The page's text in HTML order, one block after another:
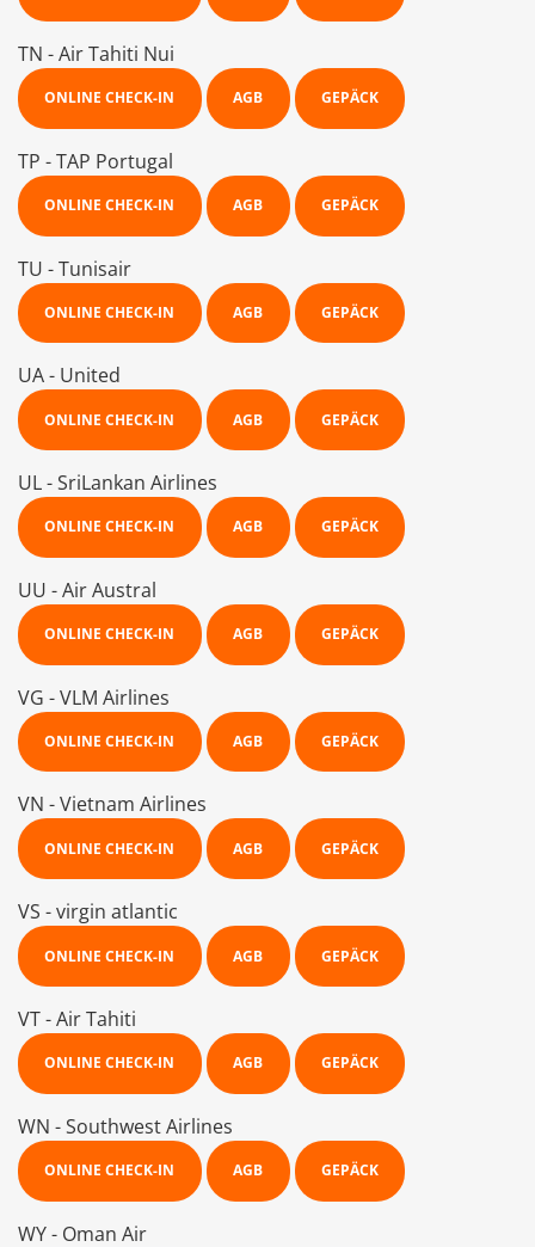
TN - Air Tahiti Nui
ONLINE CHECK-IN AGB GEPÄCK
TP - TAP Portugal
ONLINE CHECK-IN AGB GEPÄCK
TU - Tunisair
ONLINE CHECK-IN AGB GEPÄCK
UA - United
ONLINE CHECK-IN AGB GEPÄCK
UL - SriLankan Airlines
ONLINE CHECK-IN AGB GEPÄCK
UU - Air Austral
ONLINE CHECK-IN AGB GEPÄCK
VG - VLM Airlines
ONLINE CHECK-IN AGB GEPÄCK
VN - Vietnam Airlines
ONLINE CHECK-IN AGB GEPÄCK
VS - virgin atlantic
ONLINE CHECK-IN AGB GEPÄCK
VT - Air Tahiti
ONLINE CHECK-IN AGB GEPÄCK
WN - Southwest Airlines
ONLINE CHECK-IN AGB GEPÄCK
WY - Oman Air